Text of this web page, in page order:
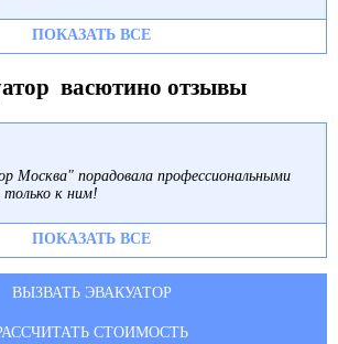
ПОКАЗАТЬ ВСЕ
васютино отзывы
Москва" порадовала профессиональными
только к ним!
ПОКАЗАТЬ ВСЕ
ВЫЗВАТЬ ЭВАКУАТОР
СТОИМОСТЬ